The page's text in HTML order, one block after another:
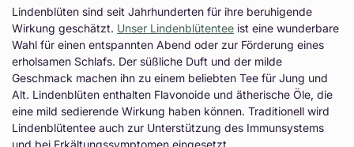
Lindenblüten sind seit Jahrhunderten für ihre beruhigende
Wirkung geschätzt. Unser Lindenblütentee ist eine wunderbare
Wahl für einen entspannten Abend oder zur Förderung eines
erholsamen Schlafs. Der süßliche Duft und der milde
Geschmack machen ihn zu einem beliebten Tee für Jung und
Alt. Lindenblüten enthalten Flavonoide und ätherische Öle, die
eine mild sedierende Wirkung haben können. Traditionell wird
Lindenblütentee auch zur Unterstützung des Immunsystems